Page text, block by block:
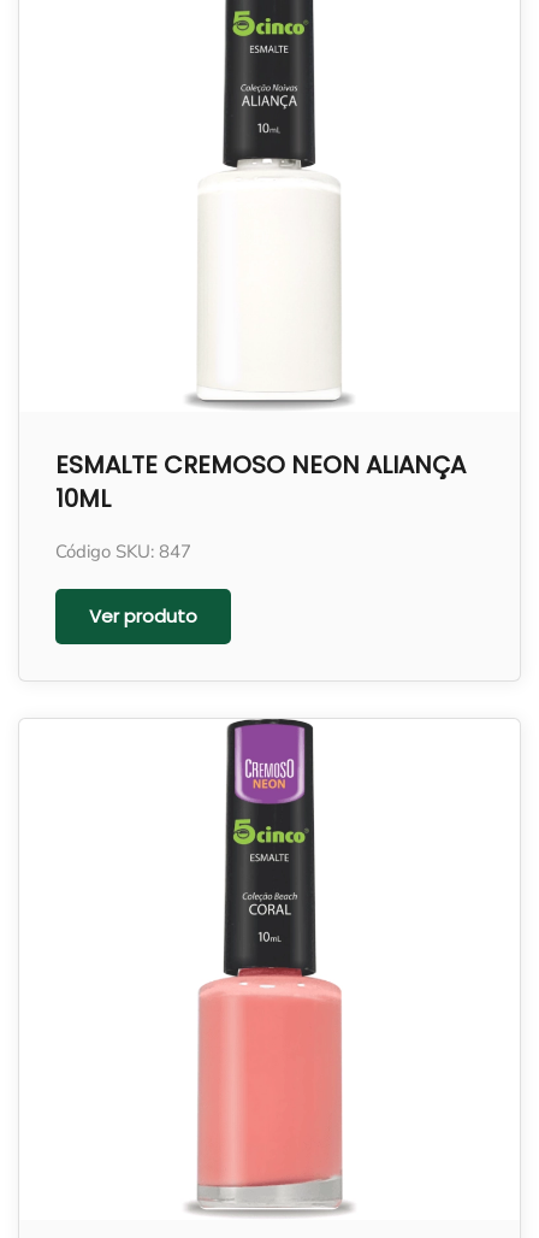
ESMALTE CREMOSO NEON ALIANÇA
10ML
Código SKU: 847
Ver produto